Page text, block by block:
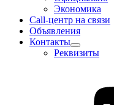
Экономика
Call-центр на связи
Объявления
Контакты
Реквизиты